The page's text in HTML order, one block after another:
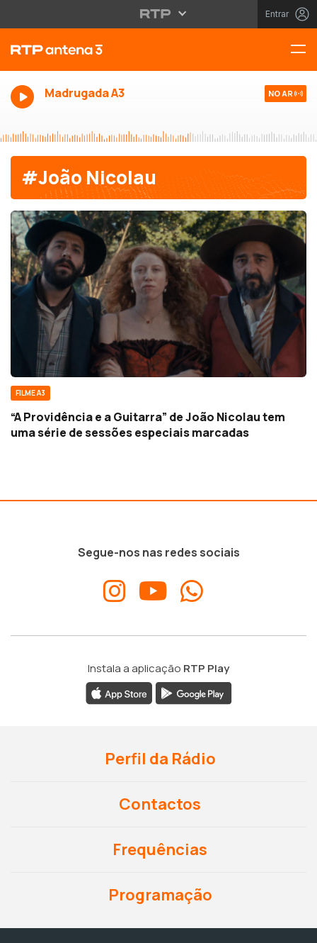
Entrar
Madrugada A3 NO AR
#João Nicolau
FILME A3
“A Providência e a Guitarra” de João Nicolau tem
uma série de sessões especiais marcadas
Segue-nos nas redes sociais
Instala a aplicação RTP Play
Perfil da Rádio
Contactos
Frequências
Programação